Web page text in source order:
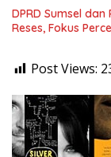
DPRD Sumsel
Reses, Fokus
Post Views: